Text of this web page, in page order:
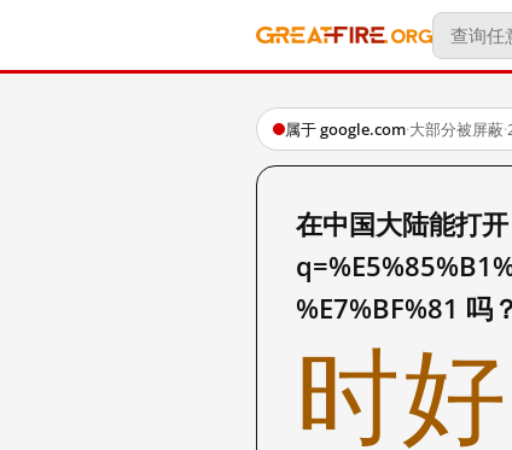
属于 google.com·大部分被屏蔽·
在中国大陆能打
%E7%BF%81 吗？
时